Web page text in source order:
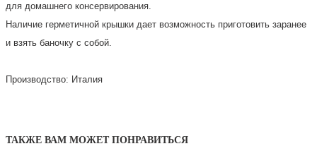
для домашнего консервирования.
Наличие герметичной крышки дает возможность приготовить заранее
и взять баночку с собой.
Производство: Италия
ТАКЖЕ ВАМ МОЖЕТ ПОНРАВИТЬСЯ